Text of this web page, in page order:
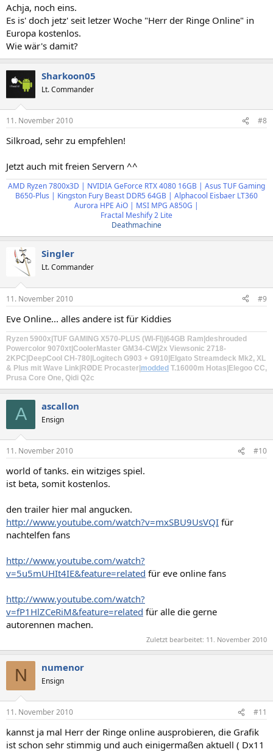
Achja, noch eins.
Es is' doch jetz' seit letzer Woche "Herr der Ringe Online" in
Europa kostenlos.
Wie wär's damit?
Sharkoon05
Lt. Commander
11. November 2010 #8
Silkroad, sehr zu empfehlen!
Jetzt auch mit freien Servern ^^
AMD Ryzen 7800x3D | NVIDIA GeForce RTX 4080 16GB | Asus TUF Gaming
B650-Plus | Kingston Fury Beast DDR5 64GB | Alphacool Eisbaer LT360
Aurora HPE AiO | MSI MPG A850G |
Fractal Meshify 2 Lite
Deathmachine
Singler
Lt. Commander
11. November 2010 #9
Eve Online... alles andere ist für Kiddies
Ryzen 5900x|TUF GAMING X570-PLUS (WI-FI)|64GB Ram|deshrouded
Powercolor 9070xt|CoolerMaster GM34-CW|2x Viewsonic 2718-
2KPC|DeepCool CH-780|Logitech G903 + G910|Elgato Streamdeck Mk2, XL
& Plus mit Wave Link|RØDE Procaster|modded T.16000m Hotas|Elegoo CC,
Prusa Core One, Qidi Q2c
A ascallon
Ensign
11. November 2010 #10
world of tanks. ein witziges spiel.
ist beta, somit kostenlos.
den trailer hier mal angucken.
http://www.youtube.com/watch?v=mxSBU9UsVQI für
nachtelfen fans
http://www.youtube.com/watch?
v=5u5mUHIt4IE&feature=related für eve online fans
http://www.youtube.com/watch?
v=fP1HlZCeRiM&feature=related für alle die gerne
autorennen machen.
Zuletzt bearbeitet: 11. November 2010
N numenor
Ensign
11. November 2010 #11
kannst ja mal Herr der Ringe online ausprobieren, die Grafik
ist schon sehr stimmig und auch einigermaßen aktuell ( Dx11